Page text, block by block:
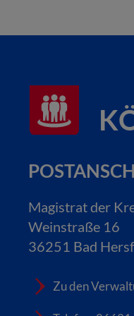
Magistrat der
Weinstraße 16
36251 Bad
Zu den